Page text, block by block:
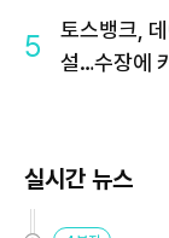
5
토스뱅크,
설…수장에
실시간 뉴스